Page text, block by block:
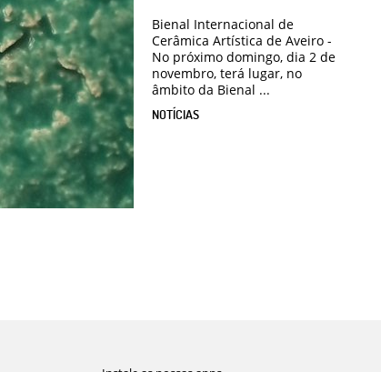
Bienal Internacional de
Cerâmica Artística de Aveiro -
No próximo domingo, dia 2 de
novembro, terá lugar, no
âmbito da Bienal ...
NOTÍCIAS